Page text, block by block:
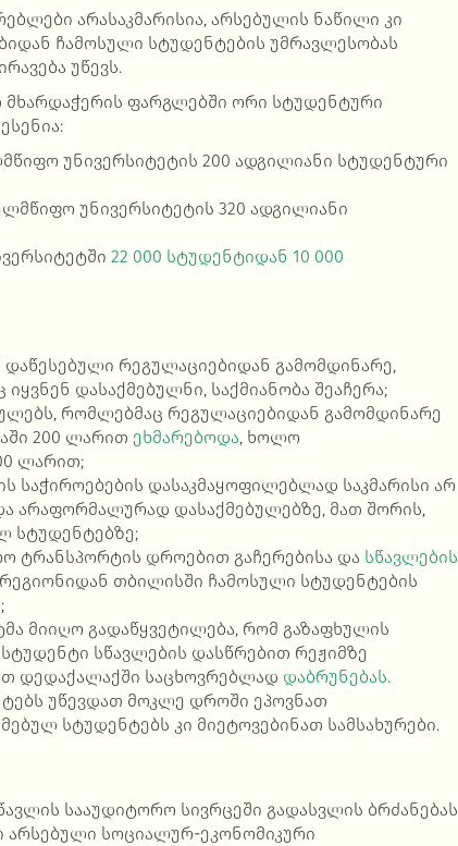
არასაკმარისია, არსებულის ნაწილი კი
ჩამოსული სტუდენტების უმრავლესობას
უწევს.
ფარგლებში ორი სტუდენტური
უნივერსიტეტის 200 ადგილიანი სტუდენტური
უნივერსიტეტის 320 ადგილიანი
22 000 სტუდენტიდან 10 000
რეგულაციებიდან გამომდინარე,
დასაქმებულნი, საქმიანობა შეაჩერა;
რომლებმაც რეგულაციებიდან გამომდინარე
200 ლარით ეხმარებოდა, ხოლო
ლარით;
საჭიროებების დასაკმაყოფილებლად საკმარისი არ
არაფორმალურად დასაქმებულებზე, მათ შორის,
სტუდენტებზე;
ტრანსპორტის დროებით გაჩერებისა და სწავლების
რეგიონიდან თბილისში ჩამოსული სტუდენტების
მიიღო გადაწყვეტილება, რომ გაზაფხულის
სწავლების დასწრებით რეჟიმზე
დედაქალაქში საცხოვრებლად დაბრუნებას.
უწევდათ მოკლე დროში ეპოვნათ
სტუდენტებს კი მიეტოვებინათ სამსახურები.
სააუდიტორო სივრცეში გადასვლის ბრძანებას
არსებული სოციალურ-ეკონომიკური